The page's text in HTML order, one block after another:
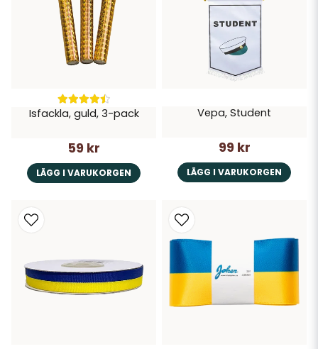
Isfackla, guld, 3-pack
59 kr
LÄGG I VARUKORGEN
Vepa, Student
99 kr
LÄGG I VARUKORGEN